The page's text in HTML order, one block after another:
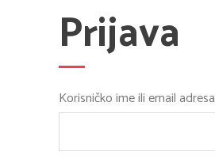
Prijava
Korisničko ime ili email adresa